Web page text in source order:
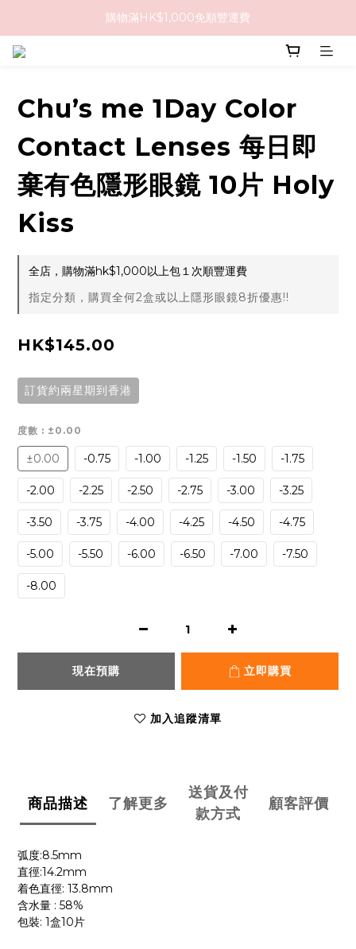
購物滿HK$1,000免順豐運費
購物滿HK$1,000免順豐運費
Chu’s me 1Day Color
Contact Lenses 每日即
棄有色隱形眼鏡 10片 Holy
Kiss
全店，購物滿hk$1,000以上包１次順豐運費
指定分類，購買全何2盒或以上隱形眼鏡8折優惠!!
HK$145.00
訂貨約兩星期到香港
度數 : ±0.00
±0.00 -0.75 -1.00 -1.25 -1.50 -1.75
-2.00 -2.25 -2.50 -2.75 -3.00 -3.25
-3.50 -3.75 -4.00 -4.25 -4.50 -4.75
-5.00 -5.50 -6.00 -6.50 -7.00 -7.50
-8.00
現在預購 立即購買
加入追蹤清單
商品描述 了解更多
送貨及付
款方式
顧客評價
弧度:8.5mm
直徑:14.2mm
着色直徑: 13.8mm
含水量 : 58%
包裝: 1 盒10 片